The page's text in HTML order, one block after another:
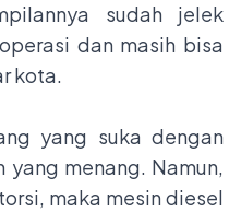
sudah jelek
dan masih bisa
kota.
yang suka dengan
yang menang. Namun,
maka mesin diesel